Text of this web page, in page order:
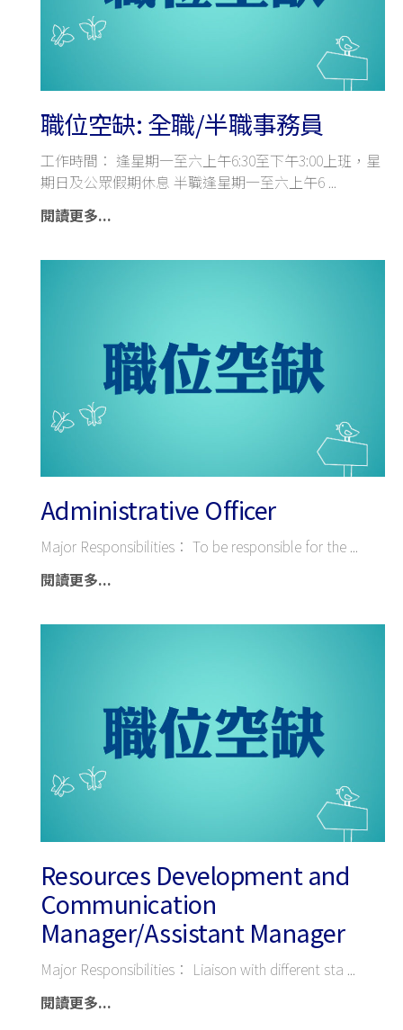
職位空缺: 全職/半職事務員
工作時間： 逢星期一至六上午6:30至下午3:00上班，星
期日及公眾假期休息 半職逢星期一至六上午6
閱讀更多...
Administrative Officer
Major Responsibilities： To be responsible for the
閱讀更多...
Resources Development and
Communication
Manager/Assistant Manager
Major Responsibilities： Liaison with different sta
閱讀更多...